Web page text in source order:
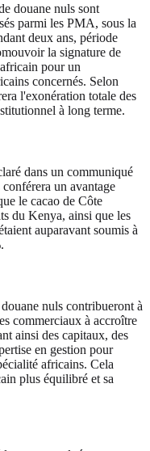
douane nuls sont
parmi les PMA, sous la
deux ans, période
la signature de
pour un
concernés. Selon
l'exonération totale des
à long terme.
dans un communiqué
un avantage
le cacao de Côte
du Kenya, ainsi que les
auparavant soumis à
nuls contribueront à
commerciaux à accroître
ainsi des capitaux, des
en gestion pour
africains. Cela
plus équilibré et sa